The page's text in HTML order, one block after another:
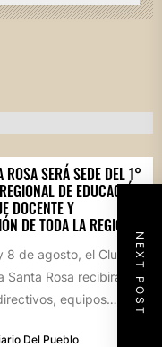
NEXT POST
ROSA SERÁ SEDE DEL 1°
DE EDUCACIÓN
DOCENTE Y
DE TODA LA REGIÓN
8 de agosto, el Club
Santa Rosa recibirá a
equipos
Del Pueblo